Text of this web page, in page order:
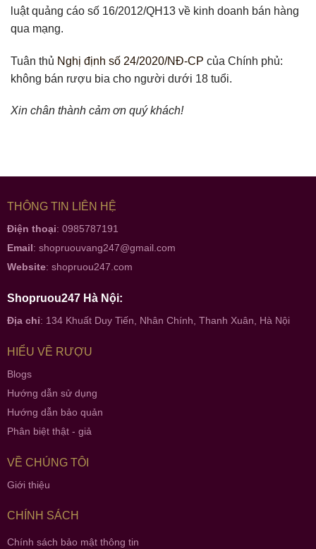
luật quảng cáo số 16/2012/QH13 về kinh doanh bán hàng
qua mạng.
Tuân thủ Nghị định số 24/2020/NĐ-CP của Chính phủ:
không bán rượu bia cho người dưới 18 tuổi.
Xin chân thành cảm ơn quý khách!
THÔNG TIN LIÊN HỆ
Điện thoại: 0985787191
Email: shopruouvang247@gmail.com
Website: shopruou247.com
Shopruou247 Hà Nội:
Địa chỉ: 134 Khuất Duy Tiến, Nhân Chính, Thanh Xuân, Hà Nội
HIỂU VỀ RƯỢU
Blogs
Hướng dẫn sử dụng
Hướng dẫn bảo quản
Phân biệt thật - giả
VỀ CHÚNG TÔI
Giới thiệu
CHÍNH SÁCH
Chính sách bảo mật thông tin